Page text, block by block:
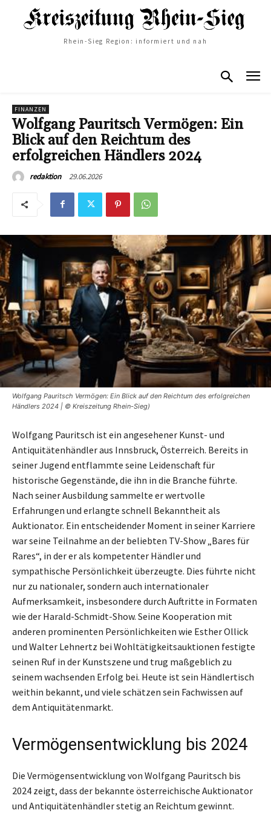
Rhein-Sieg Region: informiert und nah
FINANZEN
Wolfgang Pauritsch Vermögen: Ein
Blick auf den Reichtum des
erfolgreichen Händlers 2024
redaktion 29.06.2026
Wolfgang Pauritsch Vermögen: Ein Blick auf den Reichtum des erfolgreichen
Händlers 2024 | © Kreiszeitung Rhein-Sieg)
Wolfgang Pauritsch ist ein angesehener Kunst- und
Antiquitätenhändler aus Innsbruck, Österreich. Bereits in
seiner Jugend entflammte seine Leidenschaft für
historische Gegenstände, die ihn in die Branche führte.
Nach seiner Ausbildung sammelte er wertvolle
Erfahrungen und erlangte schnell Bekanntheit als
Auktionator. Ein entscheidender Moment in seiner Karriere
war seine Teilnahme an der beliebten TV-Show „Bares für
Rares“, in der er als kompetenter Händler und
sympathische Persönlichkeit überzeugte. Dies führte nicht
nur zu nationaler, sondern auch internationaler
Aufmerksamkeit, insbesondere durch Auftritte in Formaten
wie der Harald-Schmidt-Show. Seine Kooperation mit
anderen prominenten Persönlichkeiten wie Esther Ollick
und Walter Lehnertz bei Wohltätigkeitsauktionen festigte
seinen Ruf in der Kunstszene und trug maßgeblich zu
seinem wachsenden Erfolg bei. Heute ist sein Händlertisch
weithin bekannt, und viele schätzen sein Fachwissen auf
dem Antiquitätenmarkt.
Vermögensentwicklung bis 2024
Die Vermögensentwicklung von Wolfgang Pauritsch bis
2024 zeigt, dass der bekannte österreichische Auktionator
und Antiquitätenhändler stetig an Reichtum gewinnt.